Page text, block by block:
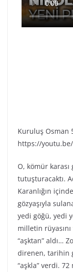
Kuruluş Osman
https://youtu.be/
O, kömür
tutuşturacaktı.
Karanlığın
gözyaşıyla
yedi göğü, yedi
milletin rüyasını
“aşktan” aldı…
direnen, tarihin
“aşkla” verdi.